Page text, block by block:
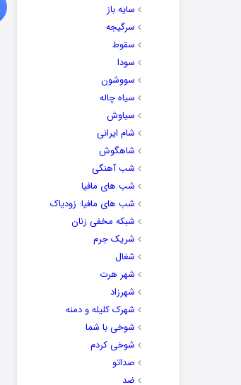
سایه باز
سرگیجه
سقوط
سودا
سووشون
سیاه چاله
سیاوش
شام ایرانی
شاهگوش
شب آهنگی
شب های مافیا
شب های مافیا: زودیاک
شبکه مخفی زنان
شریک جرم
شغال
شهر هرت
شهرزاد
شهرک کلیله و دمنه
شوخی با شما
شوخی کردم
صداتو
ضد